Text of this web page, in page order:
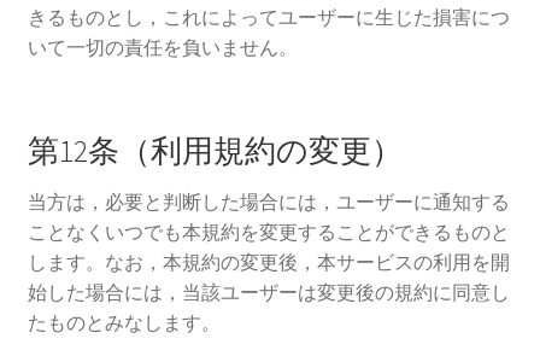
きるものとし，これによってユーザーに生じた損害につ
いて一切の責任を負いません。
第12条（利用規約の変更）
当方は，必要と判断した場合には，ユーザーに通知する
ことなくいつでも本規約を変更することができるものと
します。なお，本規約の変更後，本サービスの利用を開
始した場合には，当該ユーザーは変更後の規約に同意し
たものとみなします。